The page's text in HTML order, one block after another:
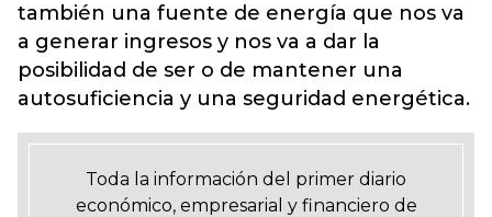
también una fuente de energía que nos va
a generar ingresos y nos va a dar la
posibilidad de ser o de mantener una
autosuficiencia y una seguridad energética.
Toda la información del primer diario
económico, empresarial y financiero de